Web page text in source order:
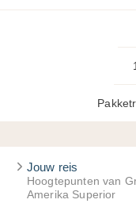
Jouw reis
Hoogtepunten van
Amerika Superior